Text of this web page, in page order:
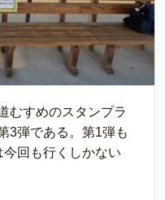
むすめのスタンプラ
3弾である。第1弾も
回も行くしかない